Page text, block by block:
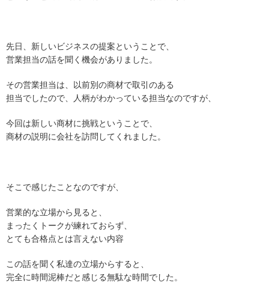
先日、新しいビジネスの提案ということで、
営業担当の話を聞く機会がありました。
その営業担当は、以前別の商材で取引のある
担当でしたので、人柄がわかっている担当なのですが、
今回は新しい商材に挑戦ということで、
商材の説明に会社を訪問してくれました。
そこで感じたことなのですが、
営業的な立場から見ると、
まったくトークが練れておらず、
とても合格点とは言えない内容
この話を聞く私達の立場からすると、
完全に時間泥棒だと感じる無駄な時間でした。